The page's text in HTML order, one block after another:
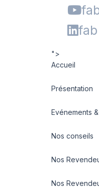
">
Accueil
Présentation
Evénements
Nos conseils
Nos
Nos